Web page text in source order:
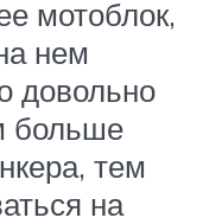
мотоблок,
нем
довольно
больше
тем
на